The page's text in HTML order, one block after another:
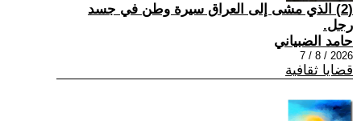
(2) الذي مشى إلى العراق سيرة وطن في جسد
رجل.
حامد الضبياني
2026 / 8 / 7
قضايا ثقافية